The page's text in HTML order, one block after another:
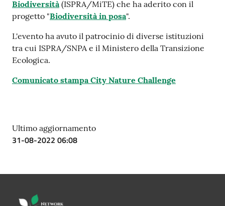
Biodiversità (ISPRA/MiTE) che ha aderito con il
progetto "Biodiversità in posa".
L'evento ha avuto il patrocinio di diverse istituzioni
tra cui ISPRA/SNPA e il Ministero della Transizione
Ecologica.
Comunicato stampa City Nature Challenge
Ultimo aggiornamento
31-08-2022 06:08